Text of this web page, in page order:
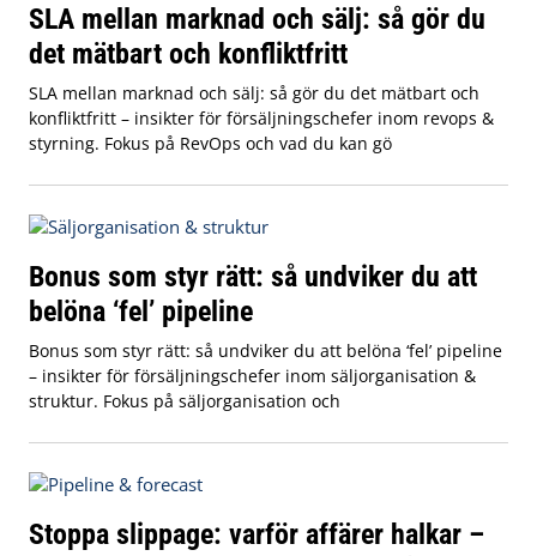
SLA mellan marknad och sälj: så gör du
det mätbart och konfliktfritt
SLA mellan marknad och sälj: så gör du det mätbart och
konfliktfritt – insikter för försäljningschefer inom revops &
styrning. Fokus på RevOps och vad du kan gö
Bonus som styr rätt: så undviker du att
belöna ‘fel’ pipeline
Bonus som styr rätt: så undviker du att belöna ‘fel’ pipeline
– insikter för försäljningschefer inom säljorganisation &
struktur. Fokus på säljorganisation och
Stoppa slippage: varför affärer halkar –